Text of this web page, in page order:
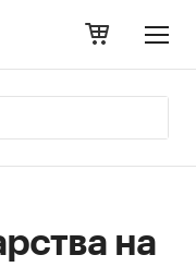
на